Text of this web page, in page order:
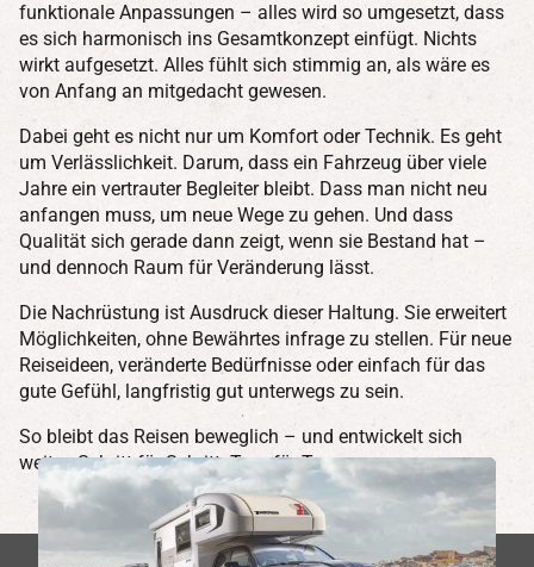
funktionale Anpassungen – alles wird so umgesetzt, dass
es sich harmonisch ins Gesamtkonzept einfügt. Nichts
wirkt aufgesetzt. Alles fühlt sich stimmig an, als wäre es
von Anfang an mitgedacht gewesen.
Dabei geht es nicht nur um Komfort oder Technik. Es geht
um Verlässlichkeit. Darum, dass ein Fahrzeug über viele
Jahre ein vertrauter Begleiter bleibt. Dass man nicht neu
anfangen muss, um neue Wege zu gehen. Und dass
Qualität sich gerade dann zeigt, wenn sie Bestand hat –
und dennoch Raum für Veränderung lässt.
Die Nachrüstung ist Ausdruck dieser Haltung. Sie erweitert
Möglichkeiten, ohne Bewährtes infrage zu stellen. Für neue
Reiseideen, veränderte Bedürfnisse oder einfach für das
gute Gefühl, langfristig gut unterwegs zu sein.
So bleibt das Reisen beweglich – und entwickelt sich
weiter. Schritt für Schritt. Tour für Tour.